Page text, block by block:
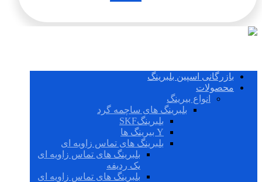
بازرگانی اسپین بلبرینگ
محصولات
انواع بیرینگ
بلبرینگ های ساچمه گرد
بلبرینگSKF
Y بیرینگ ها
بلبرینگ های تماس زاویه ای
بلبرینگ های تماس زاویه ای
یک ردیفه
بلبرینگ های تماس زاویه ای